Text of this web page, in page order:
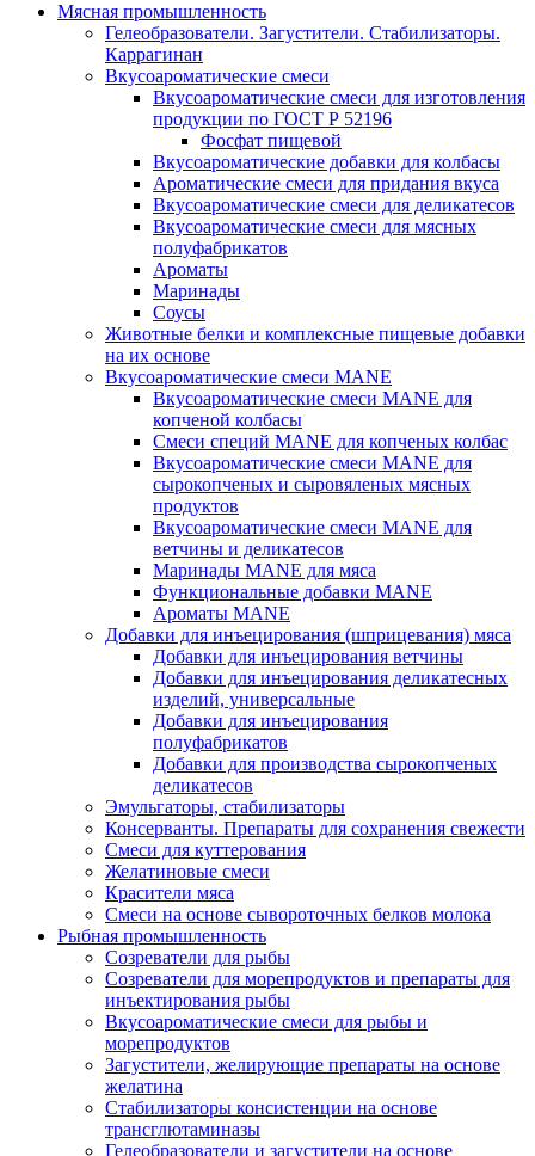
Мясная промышленность
Гелеобразователи. Загустители. Стабилизаторы.
Каррагинан
Вкусоароматические смеси
Вкусоароматические смеси для изготовления
продукции по ГОСТ Р 52196
Фосфат пищевой
Вкусоароматические добавки для колбасы
Ароматические смеси для придания вкуса
Вкусоароматические смеси для деликатесов
Вкусоароматические смеси для мясных
полуфабрикатов
Ароматы
Маринады
Соусы
Животные белки и комплексные пищевые добавки
на их основе
Вкусоароматические смеси MANE
Вкусоароматические смеси MANE для
копченой колбасы
Смеси специй MANE для копченых колбас
Вкусоароматические смеси MANE для
сырокопченых и сыровяленых мясных
продуктов
Вкусоароматические смеси MANE для
ветчины и деликатесов
Маринады MANE для мяса
Функциональные добавки MANE
Ароматы MANE
Добавки для инъецирования (шприцевания) мяса
Добавки для инъецирования ветчины
Добавки для инъецирования деликатесных
изделий, универсальные
Добавки для инъецирования
полуфабрикатов
Добавки для производства сырокопченых
деликатесов
Эмульгаторы, стабилизаторы
Консерванты. Препараты для сохранения свежести
Смеси для куттерования
Желатиновые смеси
Красители мяса
Смеси на основе сывороточных белков молока
Рыбная промышленность
Созреватели для рыбы
Созреватели для морепродуктов и препараты для
инъектирования рыбы
Вкусоароматические смеси для рыбы и
морепродуктов
Загустители, желирующие препараты на основе
желатина
Стабилизаторы консистенции на основе
трансглютаминазы
Гелеобразователи и загустители на основе